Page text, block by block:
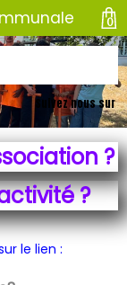
Suivez nous sur
?
?
le lien :
0